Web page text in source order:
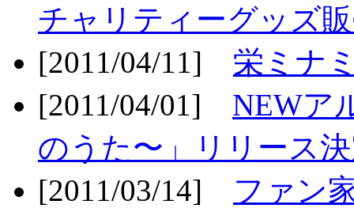
チャリティーグッズ
[2011/04/11] 栄ミナ
[2011/04/01] NEWア
のうた〜」リリース
[2011/03/14] ファン